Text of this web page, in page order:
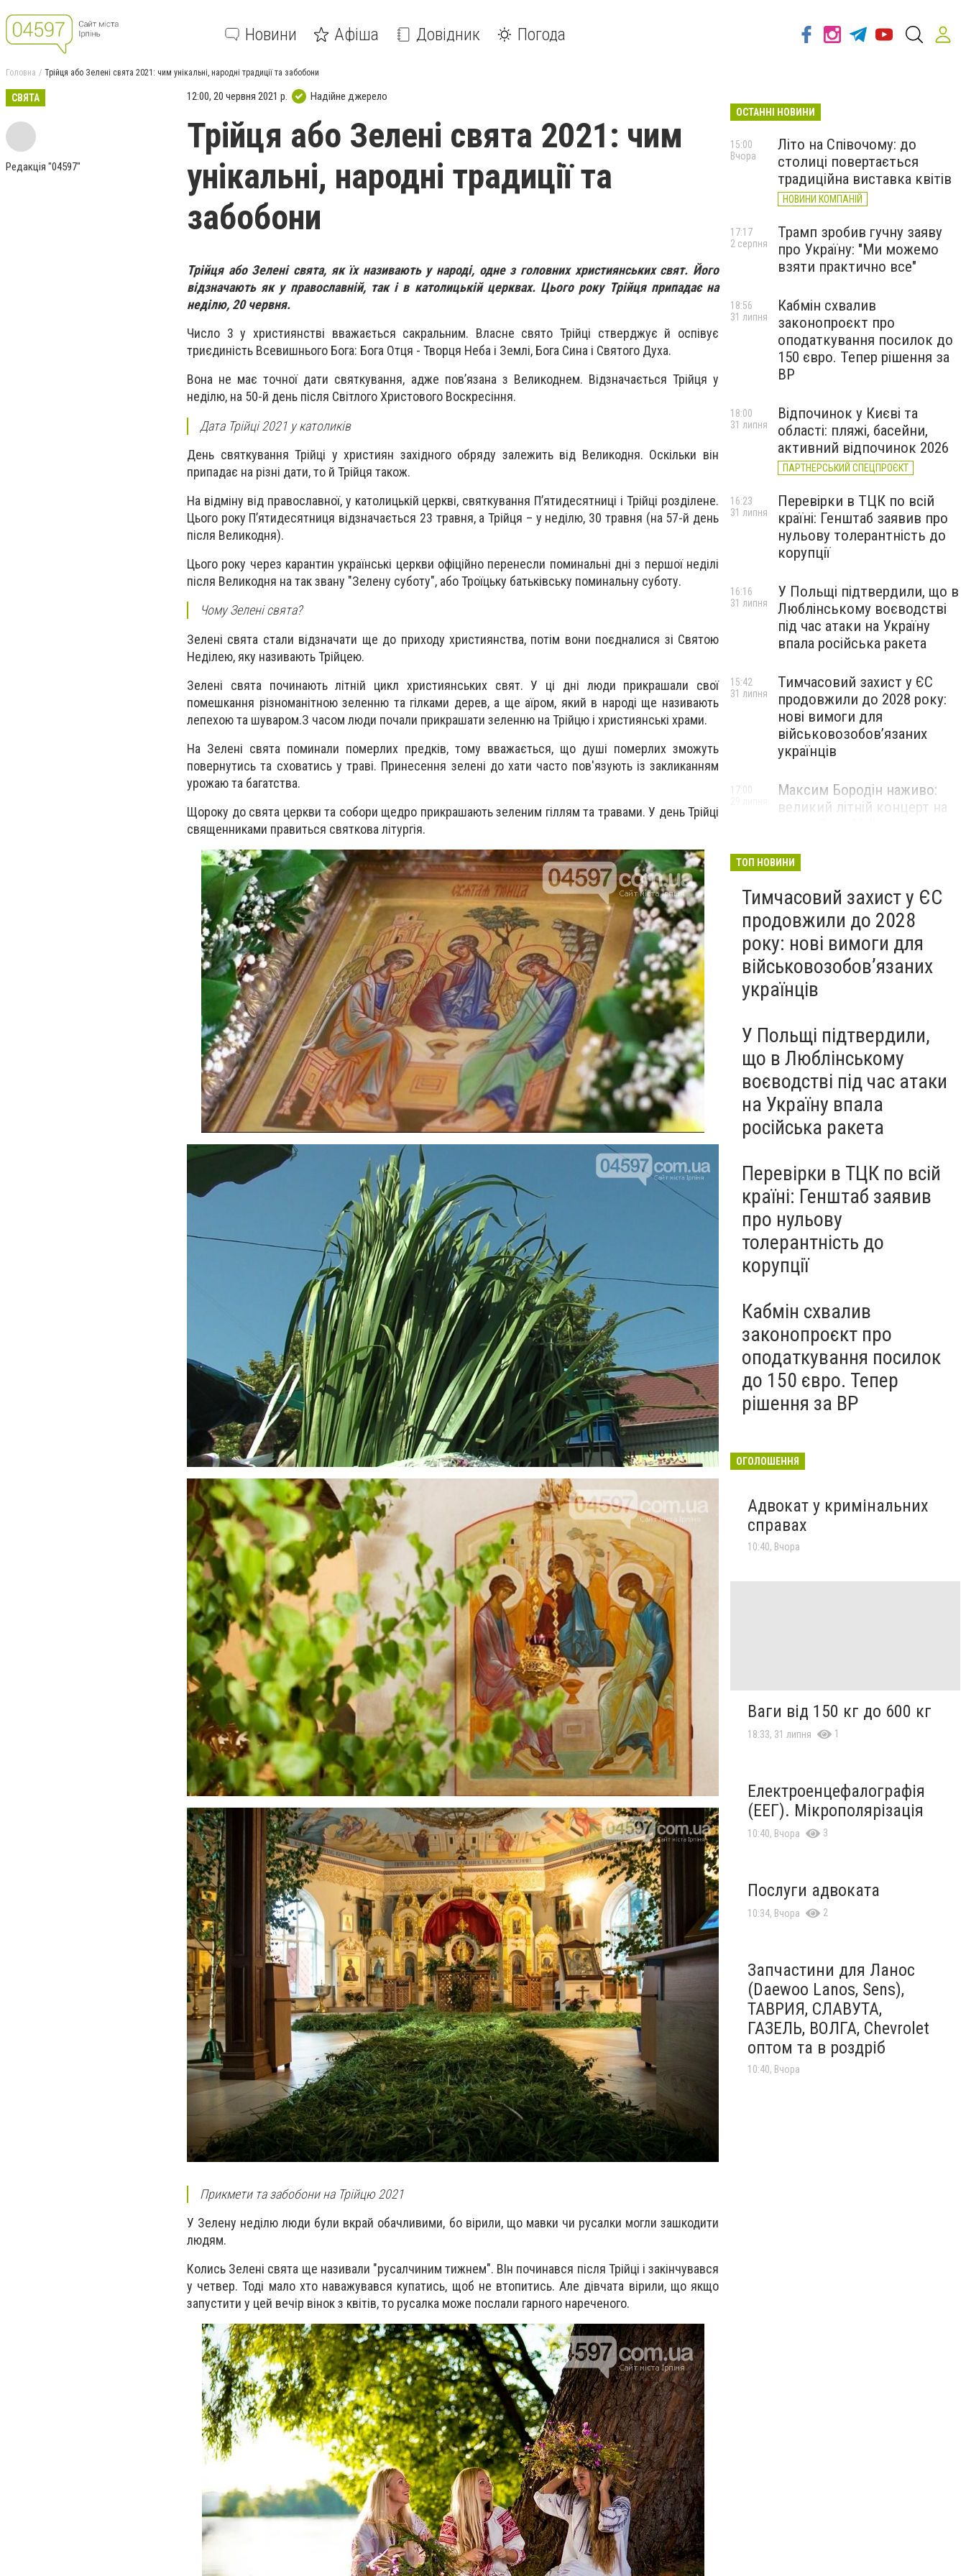
Новини Афіша Довідник Погода
Головна Трійця або Зелені свята 2021: чим унікальні, народні традиції та забобони
СВЯТА
Редакція "04597"
12:00, 20 червня 2021 р. Надійне джерело
Трійця або Зелені свята 2021: чим
унікальні, народні традиції та
забобони
Трійця або Зелені свята, як їх називають у народі, одне з головних християнських свят. Його
відзначають як у православній, так і в католицькій церквах. Цього року Трійця припадає на
неділю, 20 червня.
Число 3 у християнстві вважається сакральним. Власне свято Трійці стверджує й оспівує
триєдиність Всевишнього Бога: Бога Отця - Творця Неба і Землі, Бога Сина і Святого Духа.
Вона не має точної дати святкування, адже пов’язана з Великоднем. Відзначається Трійця у
неділю, на 50-й день після Світлого Христового Воскресіння.
Дата Трійці 2021 у католиків
День святкування Трійці у християн західного обряду залежить від Великодня. Оскільки він
припадає на різні дати, то й Трійця також.
На відміну від православної, у католицькій церкві, святкування П’ятидесятниці і Трійці розділене.
Цього року П’ятидесятниця відзначається 23 травня, а Трійця – у неділю, 30 травня (на 57-й день
після Великодня).
Цього року через карантин українські церкви офіційно перенесли поминальні дні з першої неділі
після Великодня на так звану "Зелену суботу", або Троїцьку батьківську поминальну суботу.
Чому Зелені свята?
Зелені свята стали відзначати ще до приходу християнства, потім вони поєдналися зі Святою
Неділею, яку називають Трійцею.
Зелені свята починають літній цикл християнських свят. У ці дні люди прикрашали свої
помешкання різноманітною зеленню та гілками дерев, а ще аїром, який в народі ще називають
лепехою та шуваром.З часом люди почали прикрашати зеленню на Трійцю і християнські храми.
На Зелені свята поминали померлих предків, тому вважається, що душі померлих зможуть
повернутись та сховатись у траві. Принесення зелені до хати часто пов'язують із закликанням
урожаю та багатства.
Щороку до свята церкви та собори щедро прикрашають зеленим гіллям та травами. У день Трійці
священниками правиться святкова літургія.
Прикмети та забобони на Трійцю 2021
У Зелену неділю люди були вкрай обачливими, бо вірили, що мавки чи русалки могли зашкодити
людям.
Колись Зелені свята ще називали "русалчиним тижнем". ВІн починався після Трійці і закінчувався
у четвер.Тоді мало хто наважувався купатись, щоб не втопитись. Але дівчата вірили, що якщо
запустити у цей вечір вінок з квітів, то русалка може послали гарного нареченого.
ОСТАННІ НОВИНИ
Літо на Співочому: до
столиці повертається
традиційна виставка квітів
НОВИНИ КОМПАНІЙ
15:00
Вчора
Трамп зробив гучну заяву
про Україну: "Ми можемо
взяти практично все"
17:17
2 серпня
Кабмін схвалив
законопроєкт про
оподаткування посилок до
150 євро. Тепер рішення за
ВР
18:56
31 липня
Відпочинок у Києві та
області: пляжі, басейни,
активний відпочинок 2026
ПАРТНЕРСЬКИЙ СПЕЦПРОЄКТ
18:00
31 липня
Перевірки в ТЦК по всій
країні: Генштаб заявив про
нульову толерантність до
корупції
16:23
31 липня
У Польщі підтвердили, що в
Люблінському воєводстві
під час атаки на Україну
впала російська ракета
16:16
31 липня
Тимчасовий захист у ЄС
продовжили до 2028 року:
нові вимоги для
військовозобов’язаних
українців
15:42
31 липня
Максим Бородін наживо:
великий літній концерт на
17:00
ТОП НОВИНИ
Тимчасовий захист у ЄС
продовжили до 2028
року: нові вимоги для
військовозобов’язаних
українців
У Польщі підтвердили,
що в Люблінському
воєводстві під час атаки
на Україну впала
російська ракета
Перевірки в ТЦК по всій
країні: Генштаб заявив
про нульову
толерантність до
корупції
Кабмін схвалив
законопроєкт про
оподаткування посилок
до 150 євро. Тепер
рішення за ВР
ОГОЛОШЕННЯ
Адвокат у кримінальних
справах
10:40, Вчора
Ваги від 150 кг до 600 кг
18:33, 31 липня 1
Електроенцефалографія
(ЕЕГ). Мікрополярізація
10:40, Вчора 3
Послуги адвоката
10:34, Вчора 2
Запчастини для Ланос
(Daewoo Lanos, Sens),
ТАВРИЯ, СЛАВУТА,
ГАЗЕЛЬ, ВОЛГА, Chevrolet
оптом та в роздріб
10:40, Вчора